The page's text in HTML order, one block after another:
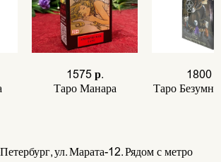
1575 р.
Таро Манара
1800
Таро
ул. Марата-12. Рядом с метро